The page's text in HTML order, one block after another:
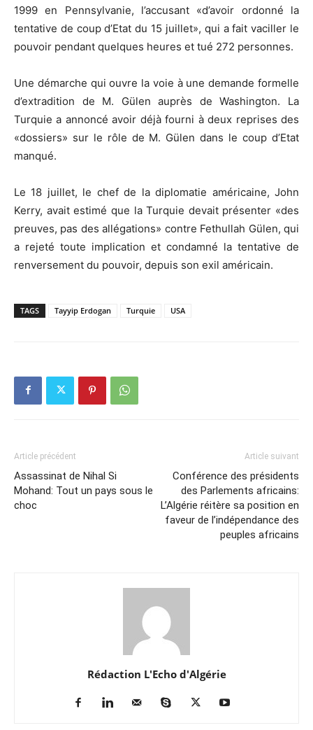
1999 en Pennsylvanie, l’accusant «d’avoir ordonné la
tentative de coup d’Etat du 15 juillet», qui a fait vaciller le
pouvoir pendant quelques heures et tué 272 personnes.
Une démarche qui ouvre la voie à une demande formelle
d’extradition de M. Gülen auprès de Washington. La
Turquie a annoncé avoir déjà fourni à deux reprises des
«dossiers» sur le rôle de M. Gülen dans le coup d’Etat
manqué.
Le 18 juillet, le chef de la diplomatie américaine, John
Kerry, avait estimé que la Turquie devait présenter «des
preuves, pas des allégations» contre Fethullah Gülen, qui
a rejeté toute implication et condamné la tentative de
renversement du pouvoir, depuis son exil américain.
TAGS Tayyip Erdogan Turquie USA
Article précédent
Assassinat de Nihal Si
Mohand: Tout un pays sous le
choc
Article suivant
Conférence des présidents
des Parlements africains:
L’Algérie réitère sa position en
faveur de l’indépendance des
peuples africains
Rédaction L'Echo d'Algérie